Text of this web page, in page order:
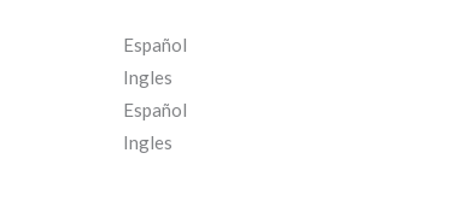
Español
Ingles
Español
Ingles